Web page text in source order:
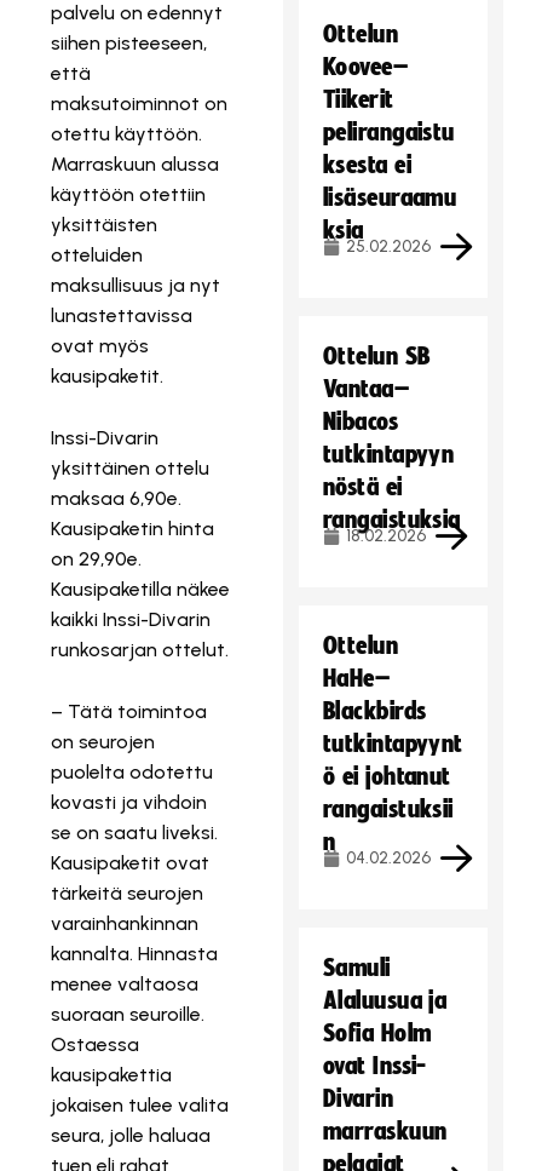
palvelu on edennyt
siihen pisteeseen,
että
maksutoiminnot on
otettu käyttöön.
Marraskuun alussa
käyttöön otettiin
yksittäisten
otteluiden
maksullisuus ja nyt
lunastettavissa
ovat myös
kausipaketit.
Inssi-Divarin
yksittäinen ottelu
maksaa 6,90e.
Kausipaketin hinta
on 29,90e.
Kausipaketilla näkee
kaikki Inssi-Divarin
runkosarjan ottelut.
– Tätä toimintoa
on seurojen
puolelta odotettu
kovasti ja vihdoin
se on saatu liveksi.
Kausipaketit ovat
tärkeitä seurojen
varainhankinnan
kannalta. Hinnasta
menee valtaosa
suoraan seuroille.
Ostaessa
kausipakettia
jokaisen tulee valita
seura, jolle haluaa
tuen eli rahat
Ottelun
Koovee–
Tiikerit
pelirangaistu
ksesta ei
lisäseuraamu
ksia
25.02.2026
Ottelun SB
Vantaa–
Nibacos
tutkintapyyn
nöstä ei
rangaistuksia
18.02.2026
Ottelun
HaHe–
Blackbirds
tutkintapyynt
ö ei johtanut
rangaistuksii
n
04.02.2026
Samuli
Alaluusua ja
Sofia Holm
ovat Inssi-
Divarin
marraskuun
pelaajat